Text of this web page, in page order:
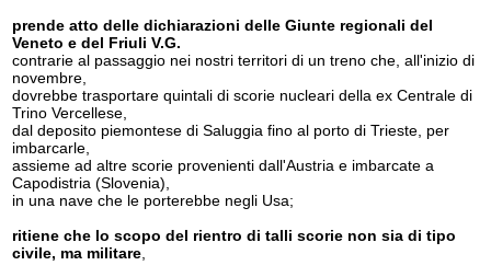
prende atto delle dichiarazioni delle Giunte regionali del
Veneto e del Friuli V.G.
contrarie al passaggio nei nostri territori di un treno che, all'inizio di
novembre,
dovrebbe trasportare quintali di scorie nucleari della ex Centrale di
Trino Vercellese,
dal deposito piemontese di Saluggia fino al porto di Trieste, per
imbarcarle,
assieme ad altre scorie provenienti dall'Austria e imbarcate a
Capodistria (Slovenia),
in una nave che le porterebbe negli Usa;
ritiene che lo scopo del rientro di talli scorie non sia di tipo
civile, ma militare,